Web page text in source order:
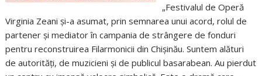
„Festivalul de Operă
Virginia Zeani și-a asumat, prin semnarea unui acord, rolul de
partener și mediator în campania de strângere de fonduri
pentru reconstruirea Filarmonicii din Chișinău. Suntem alături
de autorități, de muzicieni și de publicul basarabean. Au pierdut